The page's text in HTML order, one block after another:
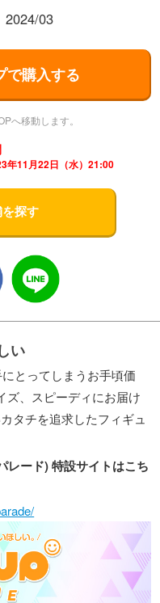
2024/03
で購入する
へ移動します。
年11月22日（水）21:00
探す
い
とってしまうお手頃価
ズ、スピーディにお届け
タチを追求したフィギュ
ード) 特設サイトはこち